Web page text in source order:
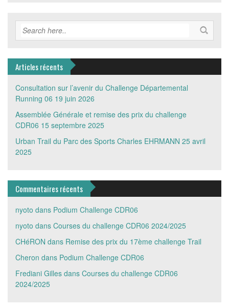
Articles récents
Consultation sur l’avenir du Challenge Départemental
Running 06 19 juin 2026
Assemblée Générale et remise des prix du challenge
CDR06 15 septembre 2025
Urban Trail du Parc des Sports Charles EHRMANN 25 avril
2025
Commentaires récents
nyoto dans Podium Challenge CDR06
nyoto dans Courses du challenge CDR06 2024/2025
CHéRON dans Remise des prix du 17ème challenge Trail
Cheron dans Podium Challenge CDR06
Frediani Gilles dans Courses du challenge CDR06
2024/2025